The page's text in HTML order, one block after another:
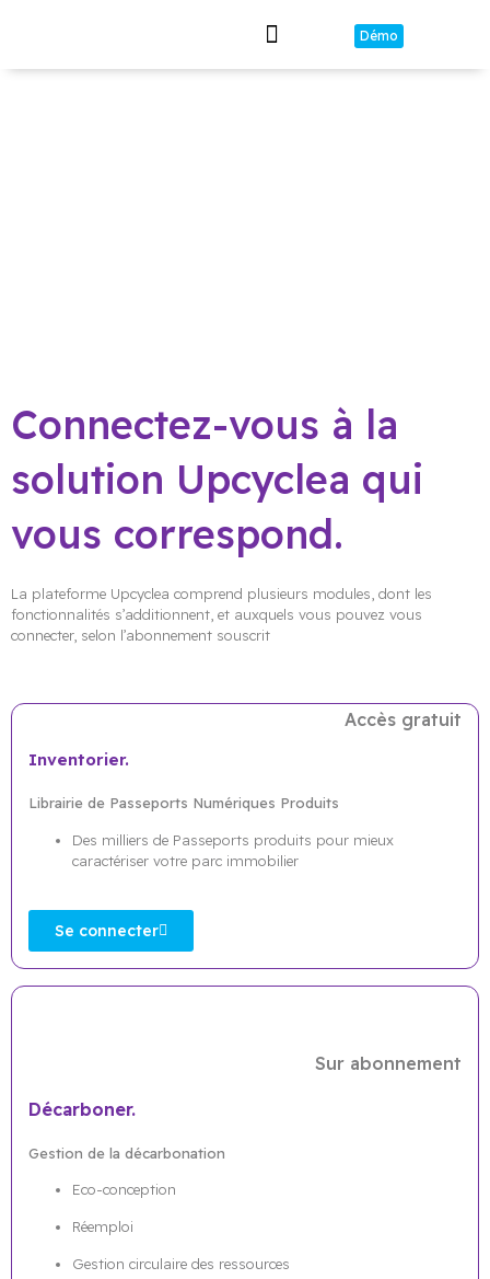
Démo
Connectez-vous à la
solution Upcyclea qui
vous correspond.
La plateforme Upcyclea comprend plusieurs modules, dont les
fonctionnalités s’additionnent, et auxquels vous pouvez vous
connecter, selon l’abonnement souscrit
Accès gratuit
Inventorier.
Librairie de Passeports Numériques Produits
Des milliers de Passeports produits pour mieux
caractériser votre parc immobilier
Se connecter
Sur abonnement
Décarboner.
Gestion de la décarbonation
Eco-conception
Réemploi
Gestion circulaire des ressources